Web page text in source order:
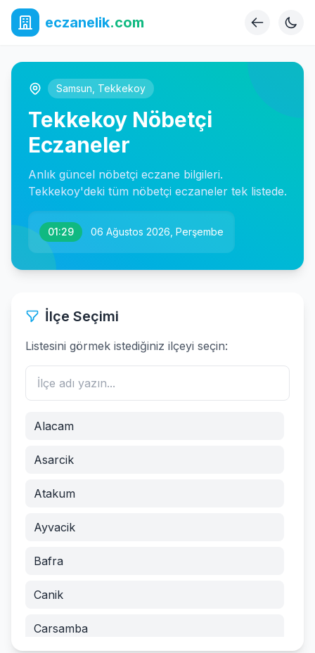
eczanelik.com
Samsun Tekkekoy
Tekkekoy Nöbetçi
Eczaneler
Anlık güncel nöbetçi eczane bilgileri.
Tekkekoy'deki tüm nöbetçi eczaneler tek listede.
01:29 06 Ağustos 2026, Perşembe
İlçe Seçimi
Listesini görmek istediğiniz ilçeyi seçin:
Alacam
Asarcik
Atakum
Ayvacik
Bafra
Canik
Carsamba